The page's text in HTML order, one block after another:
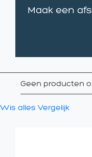
Maak een
Geen producten
Wis alles Vergelijk